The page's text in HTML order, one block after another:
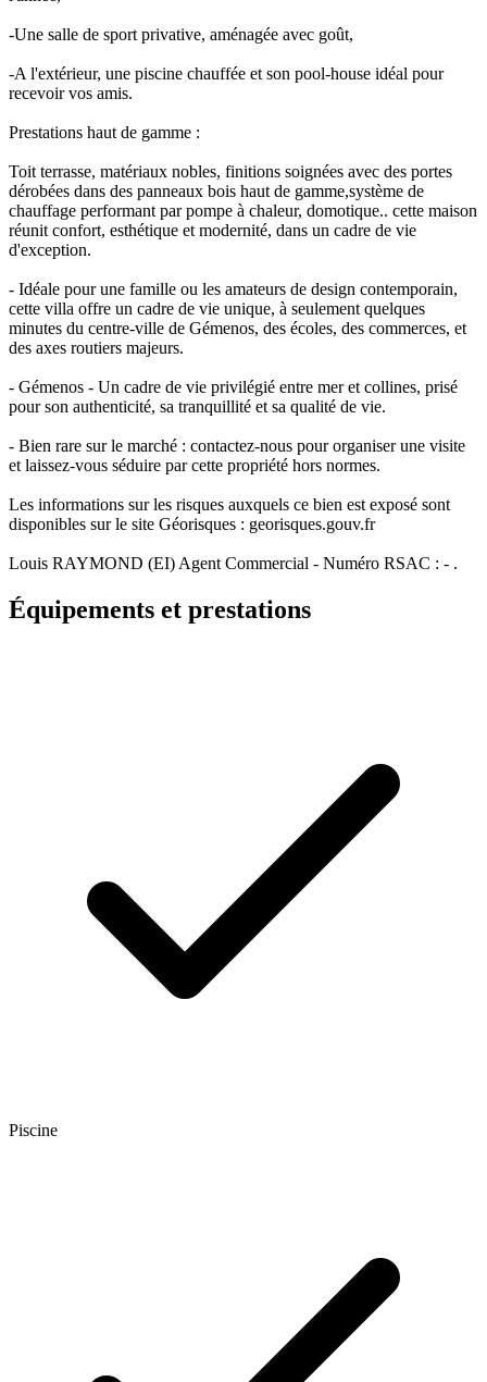
-Une salle de sport privative, aménagée avec goût,
-A l'extérieur, une piscine chauffée et son pool-house idéal pour
recevoir vos amis.
Prestations haut de gamme :
Toit terrasse, matériaux nobles, finitions soignées avec des portes
dérobées dans des panneaux bois haut de gamme,système de
chauffage performant par pompe à chaleur, domotique.. cette maison
réunit confort, esthétique et modernité, dans un cadre de vie
d'exception.
- Idéale pour une famille ou les amateurs de design contemporain,
cette villa offre un cadre de vie unique, à seulement quelques
minutes du centre-ville de Gémenos, des écoles, des commerces, et
des axes routiers majeurs.
- Gémenos - Un cadre de vie privilégié entre mer et collines, prisé
pour son authenticité, sa tranquillité et sa qualité de vie.
- Bien rare sur le marché : contactez-nous pour organiser une visite
et laissez-vous séduire par cette propriété hors normes.
Les informations sur les risques auxquels ce bien est exposé sont
disponibles sur le site Géorisques : georisques.gouv.fr
Louis RAYMOND (EI) Agent Commercial - Numéro RSAC : - .
Équipements et prestations
Piscine